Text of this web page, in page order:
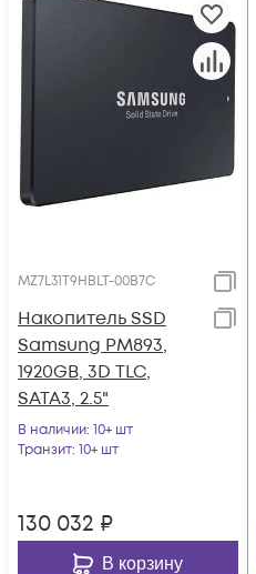
MZ7L31T9HBLT-00B7C
Накопитель SSD
Samsung PM893,
1920GB, 3D TLC,
SATA3, 2.5"
В наличии: 10+ шт
Транзит: 10+ шт
130 032 ₽
В корзину